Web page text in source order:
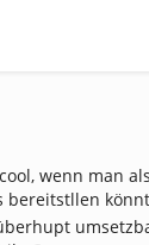
wenn man
bereitstllen